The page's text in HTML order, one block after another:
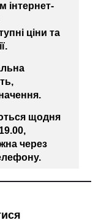
інтернет-
ціни та
щодня
через